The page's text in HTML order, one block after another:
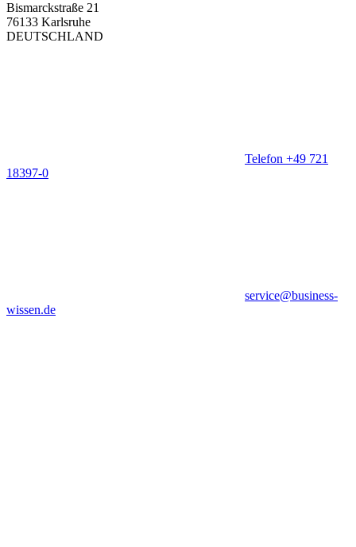
Bismarckstraße 21
76133 Karlsruhe
DEUTSCHLAND
Telefon +49 721
18397-0
service@business-
wissen.de